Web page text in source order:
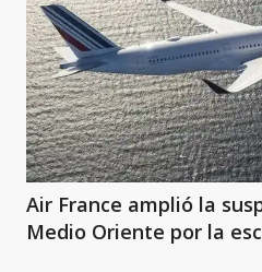
Air France amplió la
Medio Oriente por la